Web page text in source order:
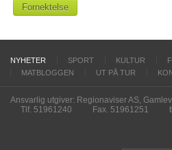
Fornektelse
NYHETER SPORT KULTUR
MATBLOGGEN
UT PÅ TUR
Ansvarlig utgiver: Regionaviser AS,
Tlf. 51961240
Fax. 51961251